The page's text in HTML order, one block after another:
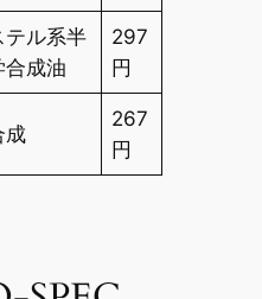
テル系半
合成油
297
円
成
267
円